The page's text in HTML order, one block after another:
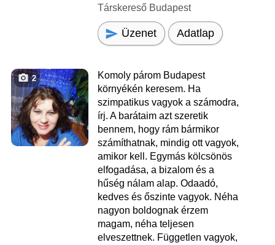
Társkereső Budapest
Üzenet Adatlap
2
Komoly párom Budapest
környékén keresem. Ha
szimpatikus vagyok a számodra,
írj. A barátaim azt szeretik
bennem, hogy rám bármikor
számíthatnak, mindig ott vagyok,
amikor kell. Egymás kölcsönös
elfogadása, a bizalom és a
hűség nálam alap. Odaadó,
kedves és őszinte vagyok. Néha
nagyon boldognak érzem
magam, néha teljesen
elveszettnek. Független vagyok,